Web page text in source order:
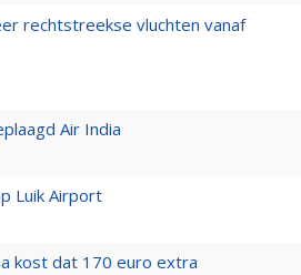
rechtstreekse vluchten vanaf
Air India
Luik Airport
kost dat 170 euro extra